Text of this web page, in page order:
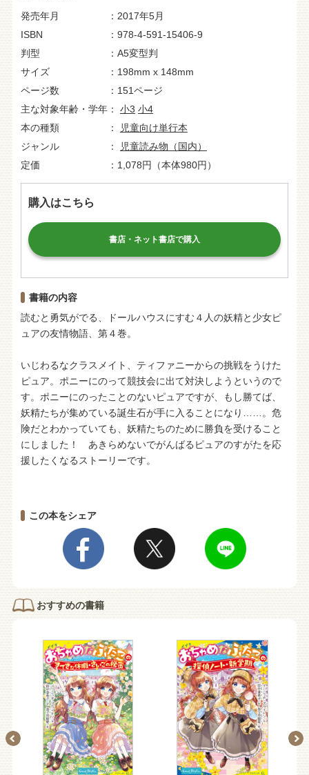
発売年月
2017年5月
ISBN
978-4-591-15406-9
判型
A5変型判
サイズ
198mm x 148mm
ページ数
151ページ
主な対象年齢・学年
小3 小4
本の種類
児童向け単行本
ジャンル
児童読み物（国内）
定価
1,078円（本体980円）
購入はこちら
書店・ネット書店で購入
書籍の内容
読むと勇気がでる、ドールハウスにすむ４人の妖精と少女ピ
ュアの友情物語、第４巻。
いじわるなクラスメイト、ティファニーからの挑戦をうけた
ピュア。ポニーにのって競技会に出て対決しようというので
す。ポニーにのったことのないピュアですが、もし勝てば、
妖精たちが集めている誕生石が手に入ることになり……。危
険だとわかっていても、妖精たちのために勝負を受けること
にしました！ あきらめないでがんばるピュアのすがたを応
援したくなるストーリーです。
この本をシェア
おすすめの書籍